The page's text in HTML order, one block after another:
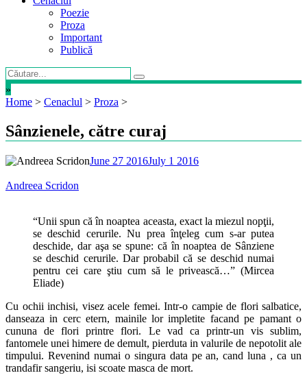
Poezie
Proza
Important
Publică
»
Home > Cenaclul > Proza >
Sânzienele, către curaj
June 27 2016July 1 2016
Andreea Scridon
“Unii spun că în noaptea aceasta, exact la miezul nopţii,
se deschid cerurile. Nu prea înţeleg cum s-ar putea
deschide, dar aşa se spune: că în noaptea de Sânziene
se deschid cerurile. Dar probabil că se deschid numai
pentru cei care ştiu cum să le privească…” (Mircea
Eliade)
Cu ochii inchisi, visez acele femei. Intr-o campie de flori salbatice,
danseaza in cerc etern, mainile lor impletite facand pe pamant o
cununa de flori printre flori. Le vad ca printr-un vis sublim,
fantomele unei himere de demult, pierduta in valurile de nepotolit ale
timpului. Revenind numai o singura data pe an, cand luna , ca un
trandafir sangeriu, isi scoate masca de mort.